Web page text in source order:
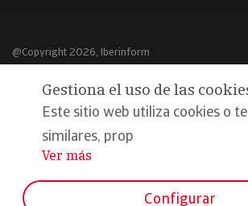
@Copyright 2026, Iberinform
Aviso legal
Política de cookies
Declaración de privacidad
Gestiona el uso de las
Este sitio web utiliza cookies o
similares, prop
...
Ver más
Configurar